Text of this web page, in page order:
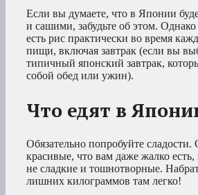
Если вы думаете, что в Японии
и сашими, забудьте об этом. Однако
есть рис практически во время
пищи, включая завтрак (если вы
типичный японский завтрак,
собой обед или ужин).
Что едят в
Обязательно попробуйте сладости.
красивые, что вам даже жалко
не сладкие и тошнотворные.
лишних килограммов там легко!